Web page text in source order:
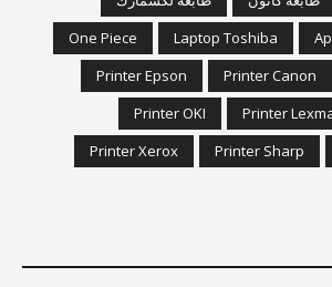
Laptop Toshiba
One Piece
Printer Canon
Printer Epson
Printer
Printer OKI
Printer Sharp
Printer Xerox